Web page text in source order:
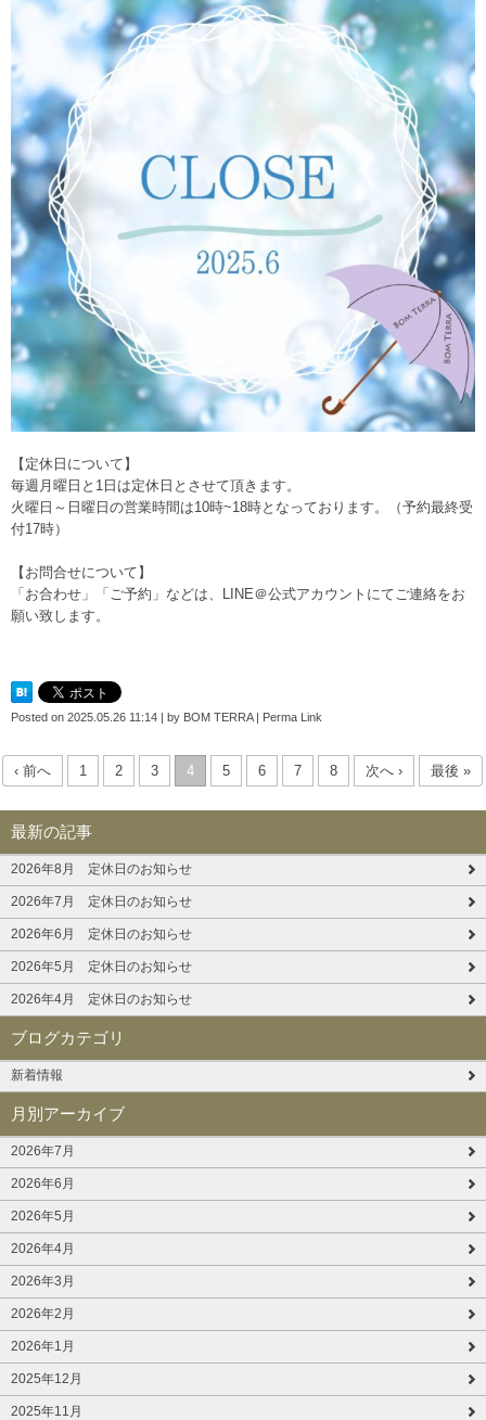
【定休日について】
毎週月曜日と1日は定休日とさせて頂きます。
火曜日～日曜日の営業時間は10時~18時となっております。（予約最終受
付17時）
【お問合せについて】
「お合わせ」「ご予約」などは、 LINE＠公式アカウント にてご連絡をお
願い致します。
Posted on 2025.05.26 11:14 | by BOM TERRA| Perma Link
‹ 前へ 1 2 3 4 5 6 7 8 次へ › 最後 »
最新の記事
2026年8月 定休日のお知らせ
2026年7月 定休日のお知らせ
2026年6月 定休日のお知らせ
2026年5月 定休日のお知らせ
2026年4月 定休日のお知らせ
ブログカテゴリ
新着情報
月別アーカイブ
2026年7月
2026年6月
2026年5月
2026年4月
2026年3月
2026年2月
2026年1月
2025年12月
2025年11月